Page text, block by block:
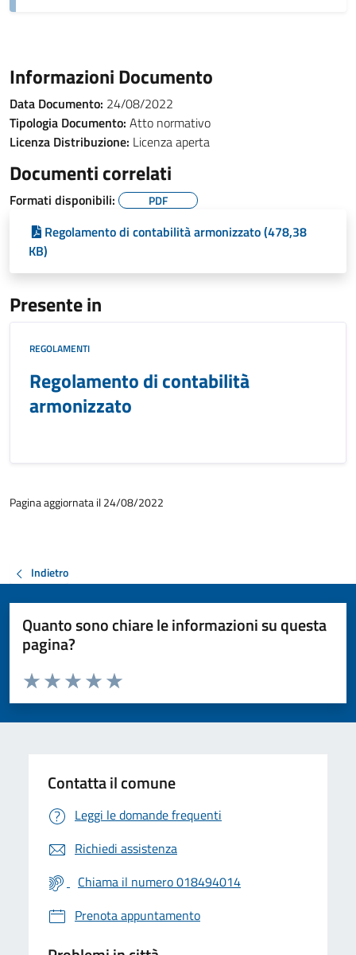
Informazioni Documento
Data Documento: 24/08/2022
Tipologia Documento: Atto normativo
Licenza Distribuzione: Licenza aperta
Documenti correlati
Formati disponibili: PDF
Regolamento di contabilità armonizzato (478,38
KB)
Presente in
REGOLAMENTI
Regolamento di contabilità
armonizzato
Pagina aggiornata il 24/08/2022
Indietro
Quanto sono chiare le informazioni su questa
pagina?
Valuta da 1 a 5 stelle la pagina
Valuta 5 stelle su 5
Valuta 4 stelle su 5
Valuta 3 stelle su 5
Valuta 2 stelle su 5
Valuta 1 stelle su 5
Contatta il comune
Leggi le domande frequenti
Richiedi assistenza
Chiama il numero 018494014
Prenota appuntamento